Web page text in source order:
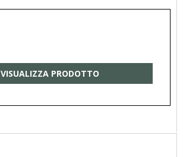
VISUALIZZA PRODOTTO